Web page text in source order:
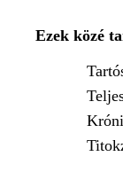
Ezek közé